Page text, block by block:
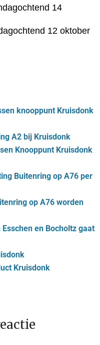
14
12 oktober
knooppunt Kruisdonk
A2 bij Kruisdonk
Knooppunt Kruisdonk
Buitenring op A76 per
op A76 worden
en Bocholtz gaat
Kruisdonk